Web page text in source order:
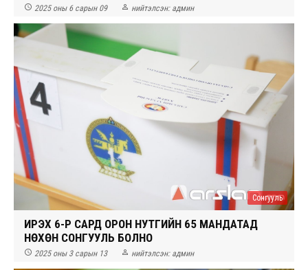
 2025 оны 6 сарын 09  нийтэлсэн: админ
Сонгууль
ИРЭХ 6-Р САРД ОРОН НУТГИЙН 65 МАНДАТАД
НӨХӨН СОНГУУЛЬ БОЛНО
 2025 оны 3 сарын 13  нийтэлсэн: админ